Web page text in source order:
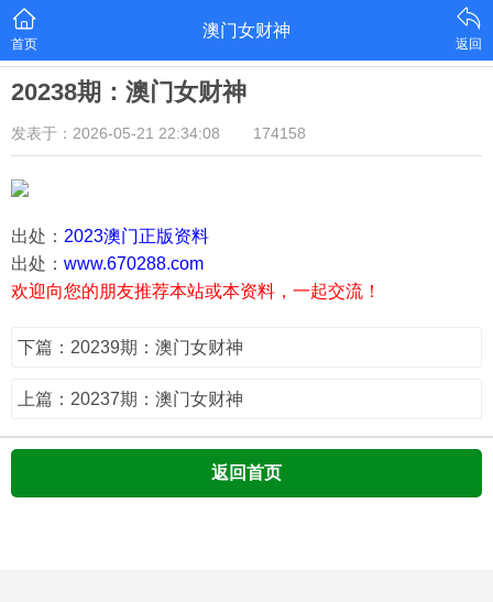
首页
澳门女财神
返回
20238期：澳门女财神
发表于：2026-05-21 22:34:08 174158
出处： 2023澳门正版资料
出处： www.670288.com
欢迎向您的朋友推荐本站或本资料，一起交流！
下篇：20239期：澳门女财神
上篇：20237期：澳门女财神
返回首页